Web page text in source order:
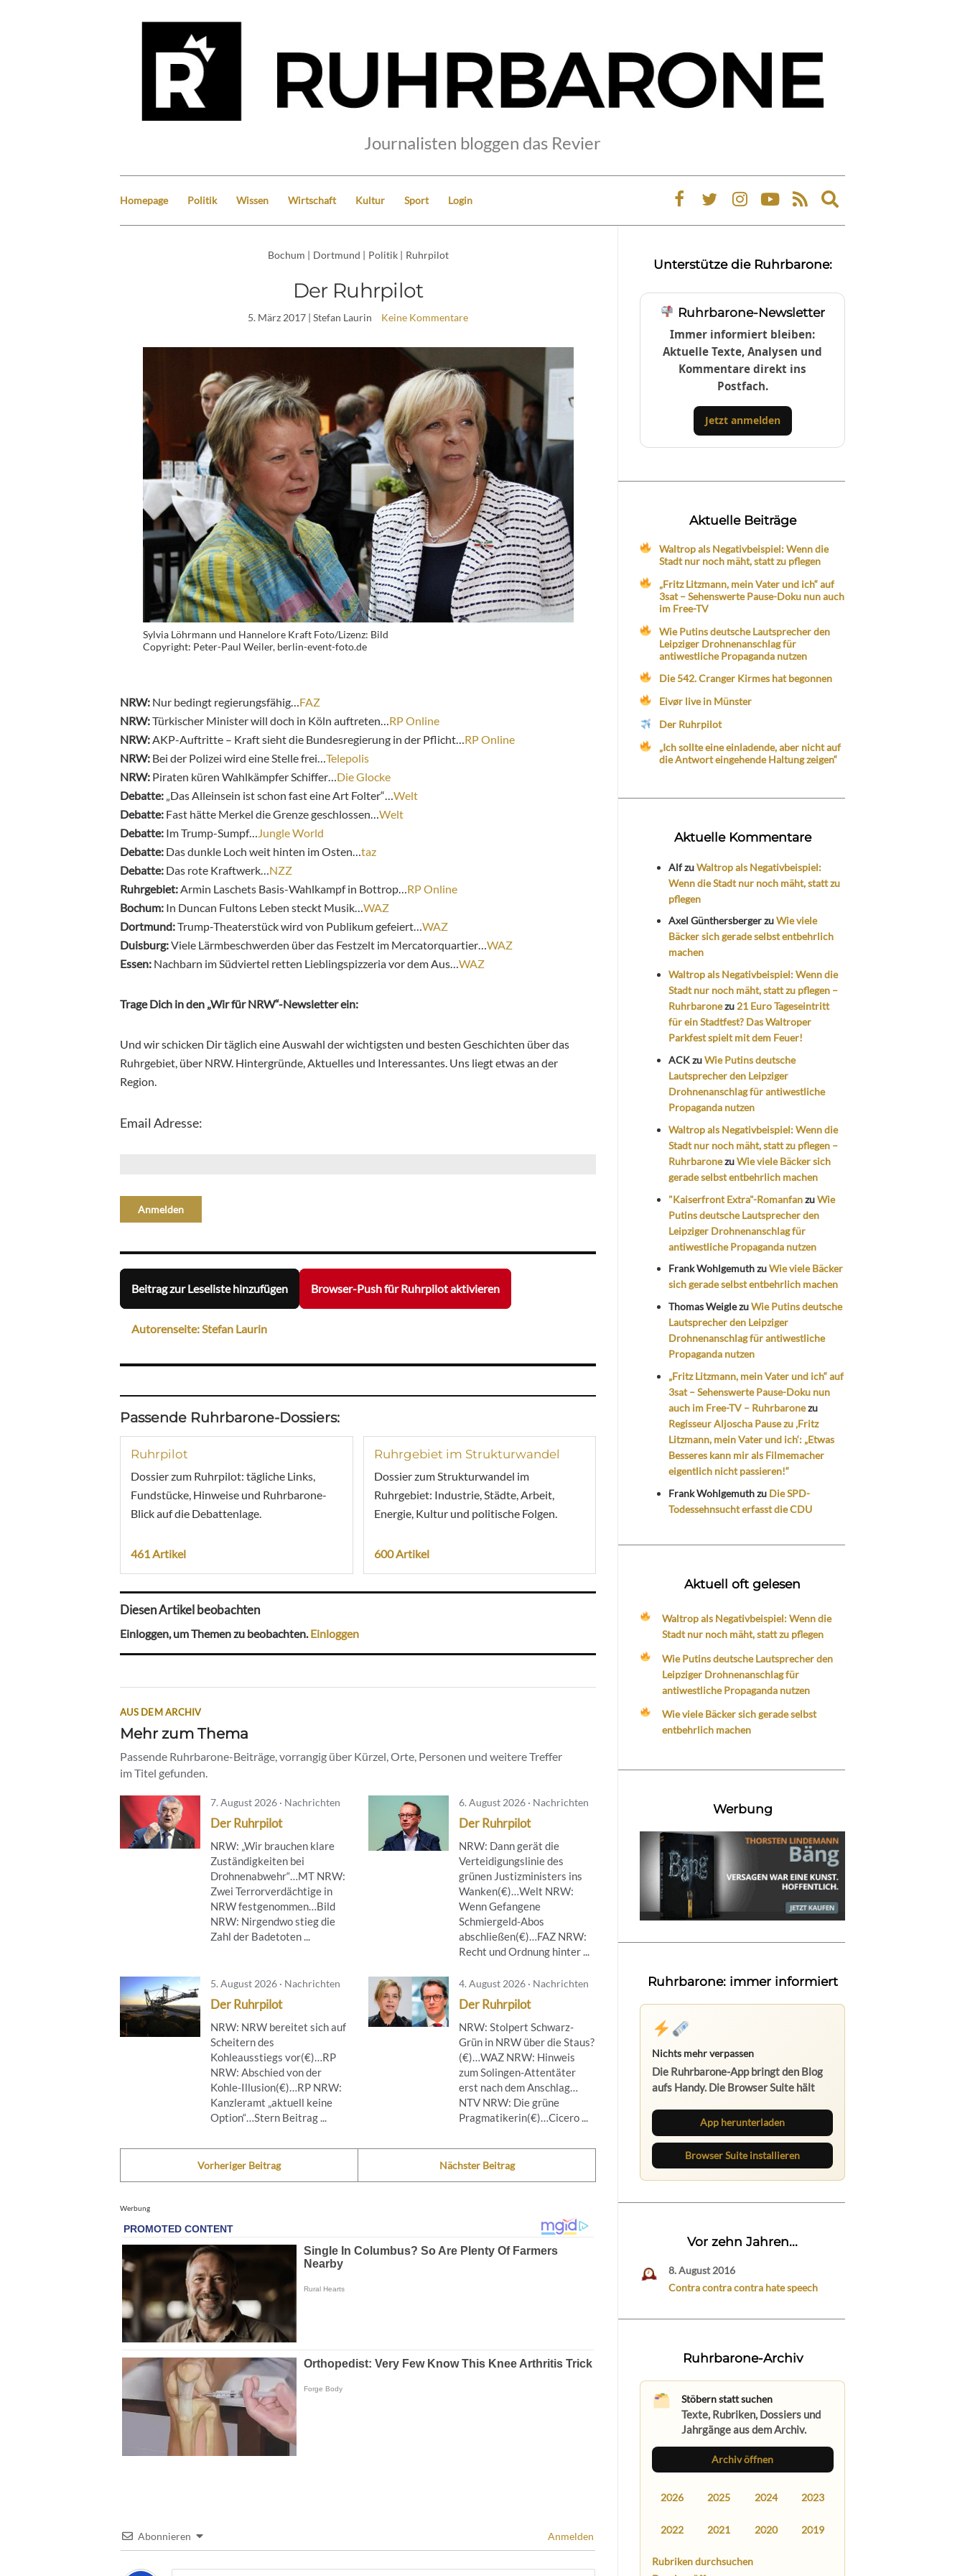
Journalisten bloggen das Revier
Homepage Politik Wissen Wirtschaft Kultur Sport Login
Expand
search
Bochum | Dortmund | Politik | Ruhrpilot
Der Ruhrpilot
5. März 2017 | Stefan Laurin Keine Kommentare
Sylvia Löhrmann und Hannelore Kraft Foto/Lizenz: Bild
Copyright: Peter-Paul Weiler, berlin-event-foto.de
NRW: Nur bedingt regierungsfähig… FAZ
NRW:Türkischer Minister will doch in Köln auftreten… RP Online
NRW: AKP-Auftritte – Kraft sieht die Bundesregierung in der Pflicht… RP Online
NRW: Bei der Polizei wird eine Stelle frei… Telepolis
NRW: Piraten küren Wahlkämpfer Schiffer… Die Glocke
Debatte: „Das Alleinsein ist schon fast eine Art Folter“… Welt
Debatte: Fast hätte Merkel die Grenze geschlossen… Welt
Debatte: Im Trump-Sumpf…
Jungle World
Debatte: Das dunkle Loch weit hinten im Osten… taz
Debatte: Das rote Kraftwerk… NZZ
Ruhrgebiet: Armin Laschets Basis-Wahlkampf in Bottrop… RP Online
Bochum: In Duncan Fultons Leben steckt Musik… WAZ
Dortmund:Trump-Theaterstück wird von Publikum gefeiert… WAZ
Duisburg:Viele Lärmbeschwerden über das Festzelt im Mercatorquartier… WAZ
Essen: Nachbarn im Südviertel retten Lieblingspizzeria vor dem Aus… WAZ
Trage Dich in den „Wir für NRW“-Newsletter ein:
Und wir schicken Dir täglich eine Auswahl der wichtigsten und besten Geschichten über das
Ruhrgebiet, über NRW. Hintergründe, Aktuelles und Interessantes. Uns liegt etwas an der
Region.
Email Adresse:
Beitrag zur Leseliste hinzufügen Browser-Push für Ruhrpilot aktivieren
Autorenseite: Stefan Laurin
Passende Ruhrbarone-Dossiers:
Ruhrpilot
Dossier zum Ruhrpilot: tägliche Links,
Fundstücke, Hinweise und Ruhrbarone-
Blick auf die Debattenlage.
461 Artikel
Ruhrgebiet im Strukturwandel
Dossier zum Strukturwandel im
Ruhrgebiet: Industrie, Städte, Arbeit,
Energie, Kultur und politische Folgen.
600 Artikel
Diesen Artikel beobachten
Einloggen, um Themen zu beobachten.Einloggen
AUS DEM ARCHIV
Mehr zum Thema
Passende Ruhrbarone-Beiträge, vorrangig über Kürzel, Orte, Personen und weitere Treffer
im Titel gefunden.
7. August 2026 · Nachrichten
Der Ruhrpilot
NRW: „Wir brauchen klare
Zuständigkeiten bei
Drohnenabwehr“…MT NRW:
Zwei Terrorverdächtige in
NRW festgenommen…Bild
NRW: Nirgendwo stieg die
Zahl der Badetoten ...
6. August 2026 · Nachrichten
Der Ruhrpilot
NRW: Dann gerät die
Verteidigungslinie des
grünen Justizministers ins
Wanken(€)…Welt NRW:
Wenn Gefangene
Schmiergeld-Abos
abschließen(€)…FAZ NRW:
Recht und Ordnung hinter ...
5. August 2026 · Nachrichten
Der Ruhrpilot
NRW: NRW bereitet sich auf
Scheitern des
Kohleausstiegs vor(€)…RP
NRW: Abschied von der
Kohle-Illusion(€)…RP NRW:
Kanzleramt „aktuell keine
Option“…Stern Beitrag ...
4. August 2026 · Nachrichten
Der Ruhrpilot
NRW: Stolpert Schwarz-
Grün in NRW über die Staus?
(€)…WAZ NRW: Hinweis
zum Solingen-Attentäter
erst nach dem Anschlag…
NTV NRW: Die grüne
Pragmatikerin(€)…Cicero ...
Vorheriger Beitrag Nächster Beitrag
Werbung
Abonnieren Anmelden
Unterstütze die Ruhrbarone:
Ruhrbarone-Newsletter
Immer informiert bleiben:
Aktuelle Texte, Analysen und
Kommentare direkt ins
Postfach.
Jetzt anmelden
Aktuelle Beiträge
Waltrop als Negativbeispiel: Wenn die
Stadt nur noch mäht, statt zu pflegen
„Fritz Litzmann, mein Vater und ich“ auf
3sat – Sehenswerte Pause-Doku nun auch
im Free-TV
Wie Putins deutsche Lautsprecher den
Leipziger Drohnenanschlag für
antiwestliche Propaganda nutzen
Die 542. Cranger Kirmes hat begonnen
Eivør live in Münster
Der Ruhrpilot
„Ich sollte eine einladende, aber nicht auf
die Antwort eingehende Haltung zeigen“
Aktuelle Kommentare
AlfzuWaltrop als Negativbeispiel:
Wenn die Stadt nur noch mäht, statt zu
pflegen
Axel GünthersbergerzuWie viele
Bäcker sich gerade selbst entbehrlich
machen
Waltrop als Negativbeispiel: Wenn die
Stadt nur noch mäht, statt zu pflegen –
Ruhrbaronezu 21 Euro Tageseintritt
für ein Stadtfest? Das Waltroper
Parkfest spielt mit dem Feuer!
ACKzuWie Putins deutsche
Lautsprecher den Leipziger
Drohnenanschlag für antiwestliche
Propaganda nutzen
Waltrop als Negativbeispiel: Wenn die
Stadt nur noch mäht, statt zu pflegen –
RuhrbaronezuWie viele Bäcker sich
gerade selbst entbehrlich machen
"Kaiserfront Extra"-RomanfanzuWie
Putins deutsche Lautsprecher den
Leipziger Drohnenanschlag für
antiwestliche Propaganda nutzen
Frank WohlgemuthzuWie viele Bäcker
sich gerade selbst entbehrlich machen
Thomas WeiglezuWie Putins deutsche
Lautsprecher den Leipziger
Drohnenanschlag für antiwestliche
Propaganda nutzen
„Fritz Litzmann, mein Vater und ich“ auf
3sat – Sehenswerte Pause-Doku nun
auch im Free-TV – Ruhrbaronezu
Regisseur Aljoscha Pause zu ‚Fritz
Litzmann, mein Vater und ich‘: „Etwas
Besseres kann mir als Filmemacher
eigentlich nicht passieren!“
Frank Wohlgemuthzu Die SPD-
Todessehnsucht erfasst die CDU
Aktuell oft gelesen
Waltrop als Negativbeispiel: Wenn die
Stadt nur noch mäht, statt zu pflegen
Wie Putins deutsche Lautsprecher den
Leipziger Drohnenanschlag für
antiwestliche Propaganda nutzen
Wie viele Bäcker sich gerade selbst
entbehrlich machen
Werbung
Ruhrbarone: immer informiert
Nichts mehr verpassen
Die Ruhrbarone-App bringt den Blog
aufs Handy. Die Browser Suite hält
App herunterladen
Browser Suite installieren
Vor zehn Jahren...
8. August 2016
Contra contra contra hate speech
Ruhrbarone-Archiv
Stöbern statt suchen
Texte, Rubriken, Dossiers und
Jahrgänge aus dem Archiv.
Archiv öffnen
2026 2025 2024 2023
2022 2021 2020 2019
Rubriken durchsuchen